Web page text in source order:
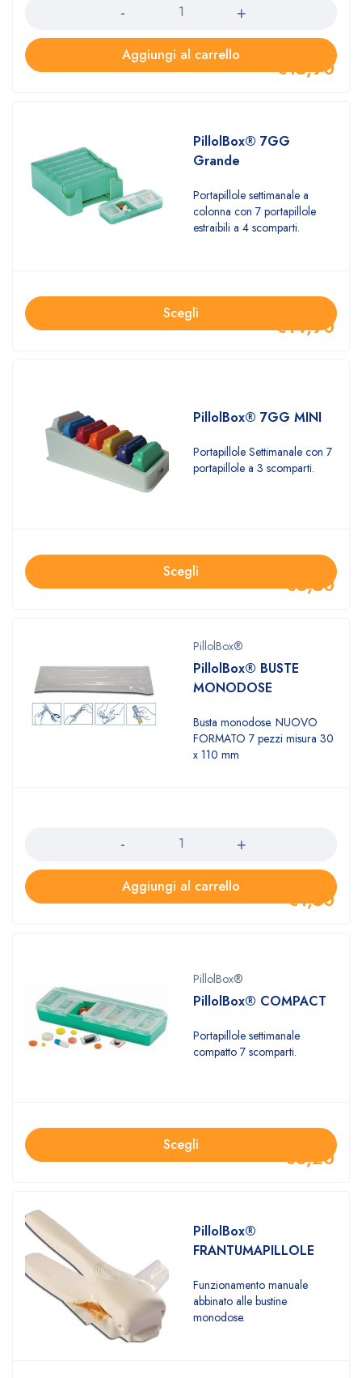
€15,90
Aggiungi al carrello
PillolBox® 7GG
Grande
Portapillole settimanale a
colonna con 7 portapillole
estraibili a 4 scomparti.
€14,90
Scegli
PillolBox® 7GG MINI
Portapillole Settimanale con 7
portapillole a 3 scomparti.
€8,50
Scegli
PillolBox®
PillolBox® BUSTE
MONODOSE
Busta monodose. NUOVO
FORMATO 7 pezzi misura 30
x 110 mm
€1,50
Aggiungi al carrello
PillolBox®
PillolBox® COMPACT
Portapillole settimanale
compatto 7 scomparti.
€3,20
Scegli
PillolBox®
FRANTUMAPILLOLE
Funzionamento manuale
abbinato alle bustine
monodose.